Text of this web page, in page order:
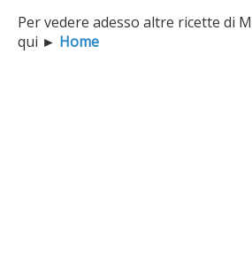
Per vedere adesso altre ricette di
qui ► Home